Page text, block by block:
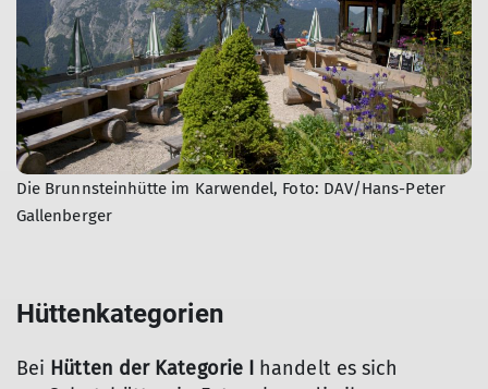
Die Brunnsteinhütte im Karwendel, Foto: DAV/Hans-Peter
Gallenberger
Hüttenkategorien
Bei Hütten der Kategorie I handelt es sich